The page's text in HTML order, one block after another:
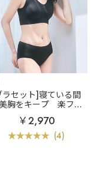
ラセット]寝ている間
胸をキープ
楽フィ
ト 夢ごこち ナイトブ
ブラジャー&ショーツ
￥2,970
(4)